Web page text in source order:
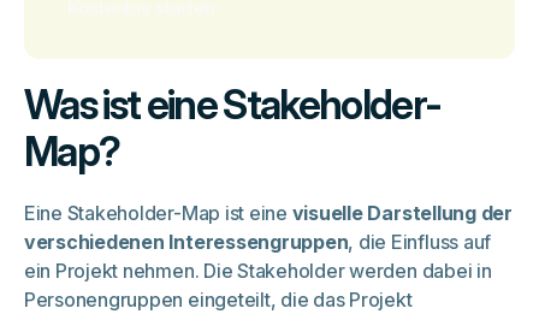
Was ist eine Stakeholder-
Map?
Eine Stakeholder-Map ist eine visuelle Darstellung der
verschiedenen Interessengruppen, die Einfluss auf
ein Projekt nehmen. Die Stakeholder werden dabei in
Personengruppen eingeteilt, die das Projekt